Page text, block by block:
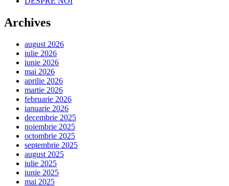
Archives
august 2026
iulie 2026
iunie 2026
mai 2026
aprilie 2026
martie 2026
februarie 2026
ianuarie 2026
decembrie 2025
noiembrie 2025
octombrie 2025
septembrie 2025
august 2025
iulie 2025
iunie 2025
mai 2025